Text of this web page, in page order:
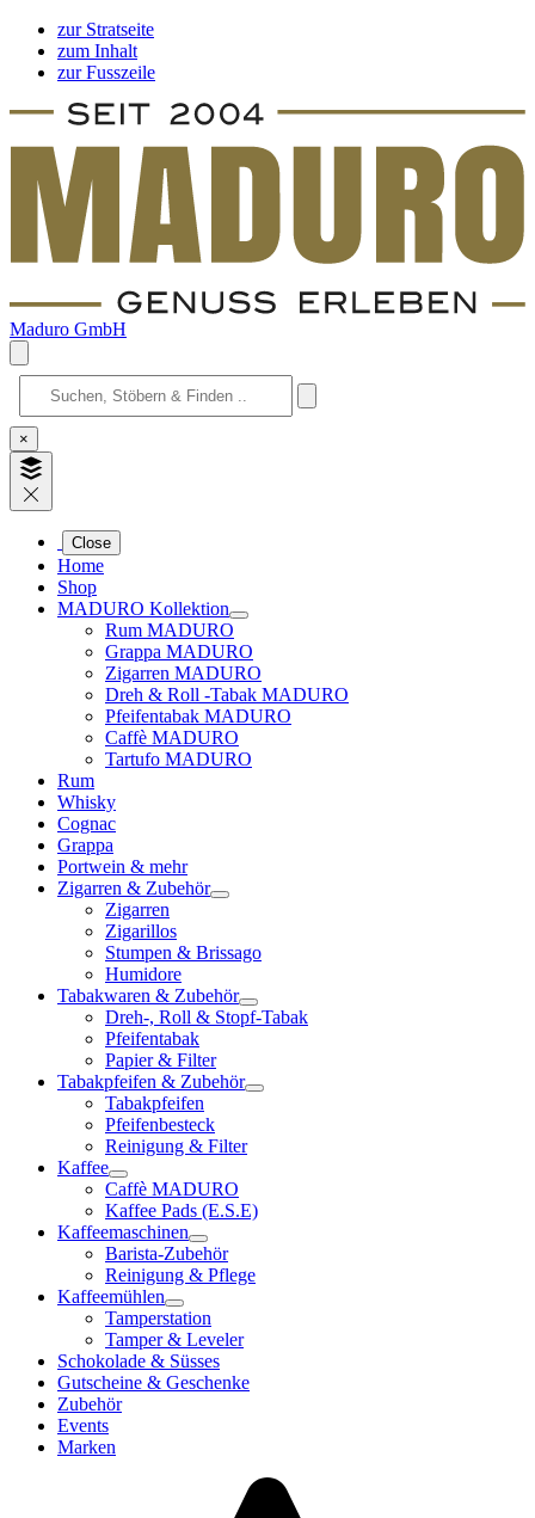
zur Stratseite
zum Inhalt
zur Fusszeile
Maduro GmbH
×
Close
Home
Shop
MADURO Kollektion
Rum MADURO
Grappa MADURO
Zigarren MADURO
Dreh & Roll -Tabak MADURO
Pfeifentabak MADURO
Caffè MADURO
Tartufo MADURO
Rum
Whisky
Cognac
Grappa
Portwein & mehr
Zigarren & Zubehör
Zigarren
Zigarillos
Stumpen & Brissago
Humidore
Tabakwaren & Zubehör
Dreh-, Roll & Stopf-Tabak
Pfeifentabak
Papier & Filter
Tabakpfeifen & Zubehör
Tabakpfeifen
Pfeifenbesteck
Reinigung & Filter
Kaffee
Caffè MADURO
Kaffee Pads (E.S.E)
Kaffeemaschinen
Barista-Zubehör
Reinigung & Pflege
Kaffeemühlen
Tamperstation
Tamper & Leveler
Schokolade & Süsses
Gutscheine & Geschenke
Zubehör
Events
Marken